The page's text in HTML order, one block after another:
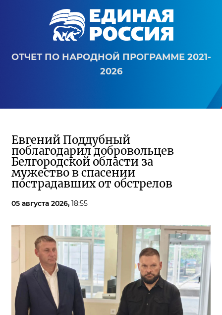
ОТЧЕТ ПО НАРОДНОЙ ПРОГРАММЕ 2021-
2026
Евгений Поддубный
поблагодарил добровольцев
Белгородской области за
мужество в спасении
пострадавших от обстрелов
05 августа 2026, 18:55